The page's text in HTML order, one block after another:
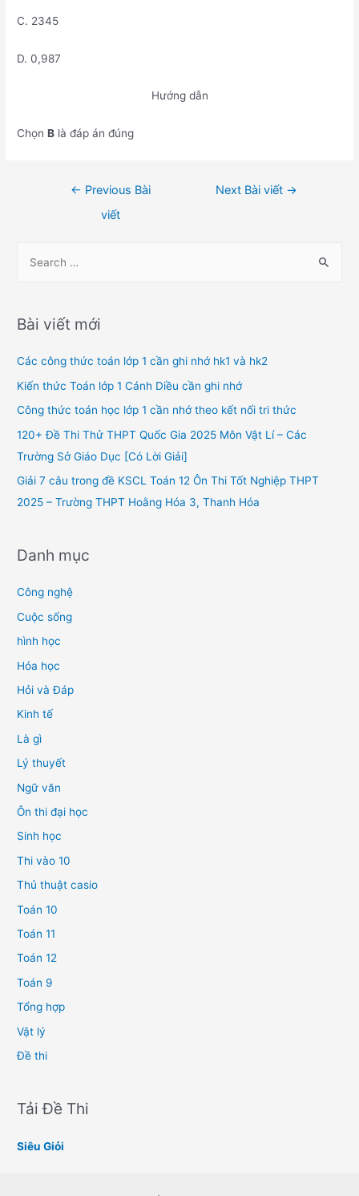
C. 2345
D. 0,987
Hướng dẫn
ChọnB là đáp án đúng
← Previous Bài
viết
Next Bài viết →
r
h
f
o
Bài viết mới
Các công thức toán lớp 1 cần ghi nhớ hk1 và hk2
Kiến thức Toán lớp 1 Cánh Diều cần ghi nhớ
Công thức toán học lớp 1 cần nhớ theo kết nối tri thức
120+ Đề Thi Thử THPT Quốc Gia 2025 Môn Vật Lí – Các
Trường Sở Giáo Dục [Có Lời Giải]
Giải 7 câu trong đề KSCL Toán 12 Ôn Thi Tốt Nghiệp THPT
2025 – Trường THPT Hoằng Hóa 3, Thanh Hóa
Danh mục
Công nghệ
Cuộc sống
hình học
Hóa học
Hỏi và Đáp
Kinh tế
Là gì
Lý thuyết
Ngữ văn
Ôn thi đại học
Sinh học
Thi vào 10
Thủ thuật casio
Toán 10
Toán 11
Toán 12
Toán 9
Tổng hợp
Vật lý
Đề thi
Tải Đề Thi
Siêu Giỏi